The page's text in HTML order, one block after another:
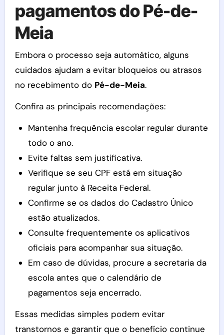
pagamentos do Pé-de-
Meia
Embora o processo seja automático, alguns
cuidados ajudam a evitar bloqueios ou atrasos
no recebimento do Pé-de-Meia.
Confira as principais recomendações:
Mantenha frequência escolar regular durante
todo o ano.
Evite faltas sem justificativa.
Verifique se seu CPF está em situação
regular junto à Receita Federal.
Confirme se os dados do Cadastro Único
estão atualizados.
Consulte frequentemente os aplicativos
oficiais para acompanhar sua situação.
Em caso de dúvidas, procure a secretaria da
escola antes que o calendário de
pagamentos seja encerrado.
Essas medidas simples podem evitar
transtornos e garantir que o benefício continue